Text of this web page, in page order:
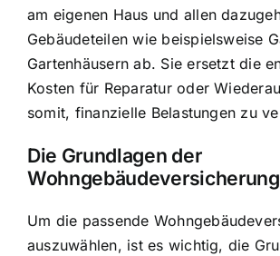
am eigenen Haus und allen
Gebäudeteilen wie beispielsweise
Gartenhäusern ab. Sie ersetzt die
Kosten für Reparatur oder
somit, finanzielle Belastungen zu
Die Grundlagen der
Wohngebäudeversicherung
Um die passende
auszuwählen, ist es wichtig, die